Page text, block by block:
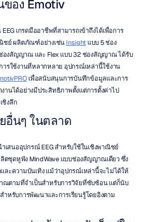
ของ Emotiv
เกรดมืออาชีพที่สามารถเข้าถึงได้เพื่อการ
ชย์ ผลิตภัณฑ์อย่างเช่น Insight แบบ 5 ช่อง
องสัญญาณ และ Flex แบบ 32 ช่องสัญญาณ ได้รับ
ารใช้งานที่หลากหลาย อุปกรณ์เหล่านี้ใช้งาน
เพื่อสนับสนุนการบันทึกข้อมูลและการ
านได้อย่างมีประสิทธิภาพตั้งแต่การตั้งค่าไป
ชิงลึก
อื่นๆ ในตลาด
สนออุปกรณ์ EEG สำหรับใช้ในเชิงพาณิชย์
ลิตชุดหูฟัง MindWave แบบช่องสัญญาณเดียว ซึ่ง
ละความบันเทิง แม้ว่าอุปกรณ์เหล่านี้จะไม่ได้ให้
ตามที่จำเป็นสำหรับการวิจัยที่ซับซ้อน แต่ก็นับ
ำหรับการพัฒนาและการเรียนรู้โดยอิงตาม